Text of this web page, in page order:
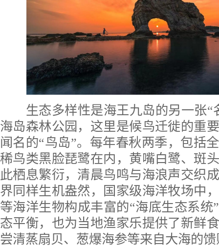
生态多样性是海王九岛的另一张“
海岛森林公园，这里是候鸟迁徙的重
闻名的“鸟岛”。每年春秋两季，包括
稀鸟类黑脸琵鹭在内，黄嘴白鹭、斑
此栖息繁衍，清晨鸟鸣与海浪声交织
界同样生机盎然，国家级海洋牧场中
等海洋生物构成丰富的“海底生态系统
态平衡，也为当地渔家乐提供了新鲜
尝清蒸扇贝、葱爆海参等来自大海的